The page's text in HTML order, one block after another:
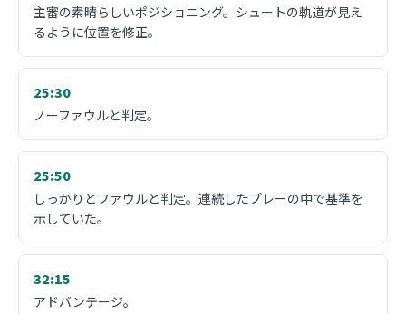
主審の素晴らしいポジショニング。シュートの軌道が見え
るように位置を修正。
25:30
ノーファウルと判定。
25:50
しっかりとファウルと判定。連続したプレーの中で基準を
示していた。
32:15
アドバンテージ。